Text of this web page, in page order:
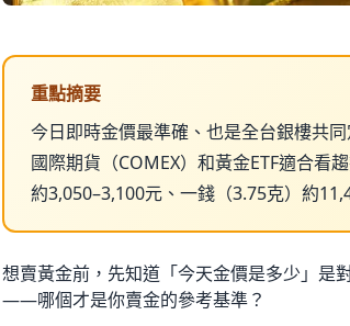
重點摘要
今日即時金價最準確、也是全台銀樓共
國際期貨（COMEX）和黃金ETF適合看
約3,050–3,100元、一錢（3.75克）約
想賣黃金前，先知道「今天金價是多少」是
——哪個才是你賣金的參考基準？